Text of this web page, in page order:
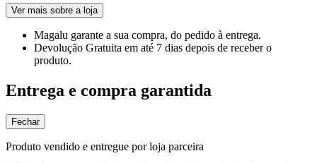
Ver mais sobre a loja
Magalu garante a sua compra, do pedido à entrega.
Devolução Gratuita em até 7 dias depois de receber o
produto.
Entrega e compra garantida
Fechar
Produto vendido e entregue por loja parceira